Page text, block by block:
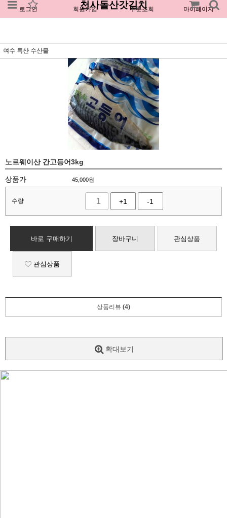
로그인 회원가입 주문조회 마이페이지
천사돌산갓김치
여수 특산 수산물
노르웨이산 간고등어3kg
상품가 45,000원
수량 +1 -1
바로 구매하기 장바구니 관심상품
관심상품
상품리뷰 (4)
확대보기